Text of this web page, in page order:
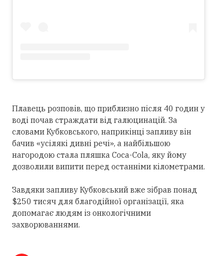
Плавець розповів, що приблизно після 40 годин у
воді почав страждати від галюцинацій. За
словами Кубковського, наприкінці запливу він
бачив «усілякі дивні речі», а найбільшою
нагородою стала пляшка Coca-Cola, яку йому
дозволили випити перед останніми кілометрами.
Завдяки запливу Кубковський вже зібрав понад
$250 тисяч для благодійної організації, яка
допомагає людям із онкологічними
захворюваннями.